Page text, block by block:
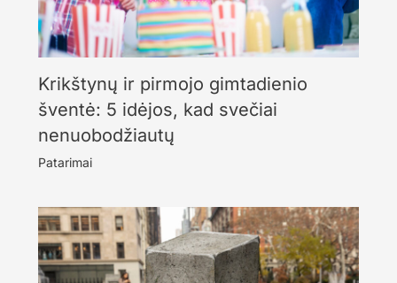
Krikštynų ir pirmojo gimtadienio
šventė: 5 idėjos, kad svečiai
nenuobodžiautų
Patarimai